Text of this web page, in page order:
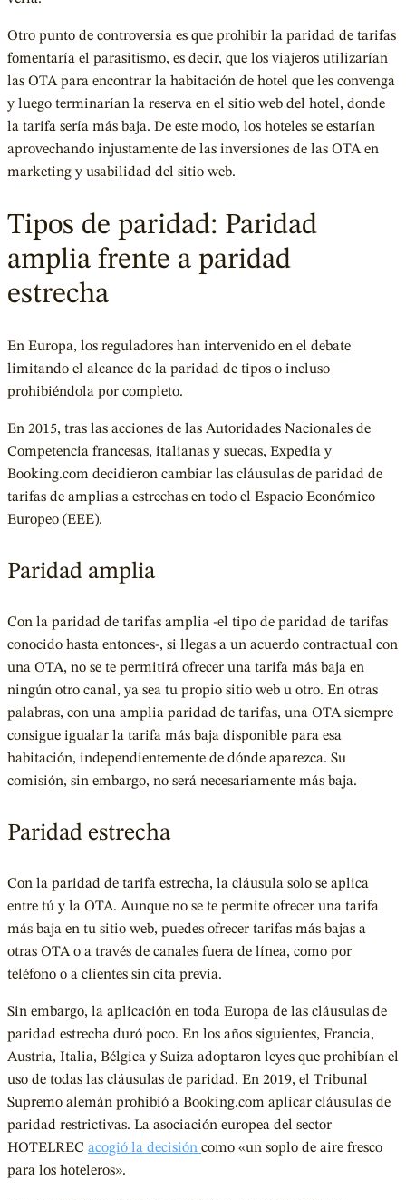
Otro punto de controversia es que prohibir la paridad de tarifas
fomentaría el parasitismo, es decir, que los viajeros utilizarían
las OTA para encontrar la habitación de hotel que les convenga
y luego terminarían la reserva en el sitio web del hotel, donde
la tarifa sería más baja. De este modo, los hoteles se estarían
aprovechando injustamente de las inversiones de las OTAen
marketing y usabilidad del sitio web.
Tipos de paridad: Paridad
amplia frente a paridad
estrecha
En Europa, los reguladores han intervenido en el debate
limitando el alcance de la paridad de tipos o incluso
prohibiéndola por completo.
En 2015, tras las acciones de las Autoridades Nacionales de
Competencia francesas, italianas y suecas, Expedia y
Booking.com decidieron cambiar las cláusulas de paridad de
tarifas de amplias a estrechas en todo el Espacio Económico
Europeo (EEE).
Paridad amplia
Con la paridad de tarifas amplia -el tipo de paridad de tarifas
conocido hasta entonces-, si llegas a un acuerdo contractual con
una OTA, no se te permitirá ofrecer una tarifa más baja en
ningún otro canal, ya sea tu propio sitio web u otro. En otras
palabras, con una amplia paridad de tarifas, una OTA siempre
consigue igualar la tarifa más baja disponible para esa
habitación, independientemente de dónde aparezca. Su
comisión, sin embargo, no será necesariamente más baja.
Paridad estrecha
Con la paridad de tarifa estrecha, la cláusula solo se aplica
entre tú y la OTA. Aunque no se te permite ofrecer una tarifa
más baja en tu sitio web, puedes ofrecer tarifas más bajas a
otras OTA o a través de canales fuera de línea, como por
teléfono o a clientes sin cita previa.
Sin embargo, la aplicación en toda Europa de las cláusulas de
paridad estrecha duró poco. En los años siguientes, Francia,
Austria, Italia, Bélgica y Suiza adoptaron leyes que prohibían el
uso de todas las cláusulas de paridad. En 2019, el Tribunal
Supremo alemán prohibió a Booking.com aplicar cláusulas de
paridad restrictivas. La asociación europea del sector
HOTELREC acogió la decisión como «un soplo de aire fresco
para los hoteleros».